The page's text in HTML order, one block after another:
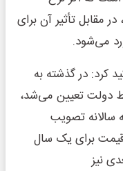
برسد، در مقابل تأثیر آن برای
کرد: در گذشته به
دولت تعیین می‌شد،
سالانه تصویب
برای یک سال
نیز